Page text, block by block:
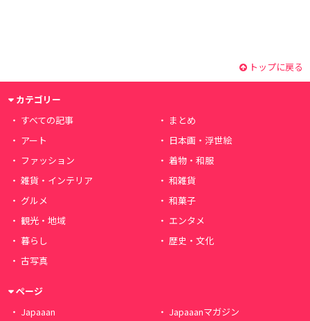
トップに戻る
カテゴリー
すべての記事
まとめ
アート
日本画・浮世絵
ファッション
着物・和服
雑貨・インテリア
和雑貨
グルメ
和菓子
観光・地域
エンタメ
暮らし
歴史・文化
古写真
ページ
Japaaan
Japaaanマガジン